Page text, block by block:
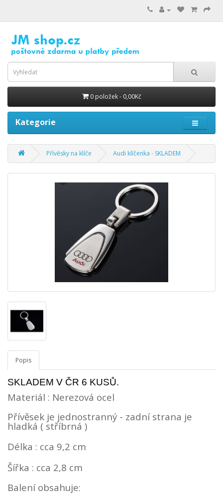
0 položek - 0,00Kč
Kategorie
Přívěsky na klíče Audi klíčenka - SKLADEM
Popis
SKLADEM V ČR 6 KUSŮ.
Materiál : Nerezová ocel
Přívěsek je jednostranný - zadní strana je
hladká ( stříbrná )
Délka : cca 9,2 cm
Šířka : cca 2,8 cm
Balení obsahuje: